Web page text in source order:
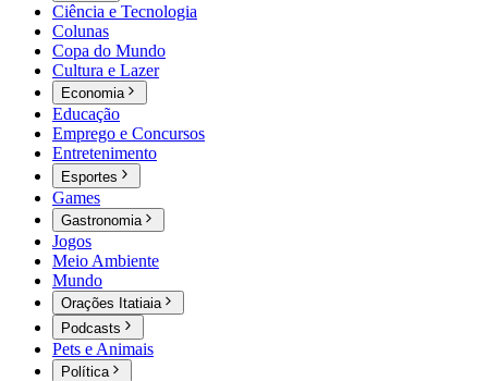
Ciência e Tecnologia
Colunas
Copa do Mundo
Cultura e Lazer
Economia
Educação
Emprego e Concursos
Entretenimento
Esportes
Games
Gastronomia
Jogos
Meio Ambiente
Mundo
Orações Itatiaia
Podcasts
Pets e Animais
Política